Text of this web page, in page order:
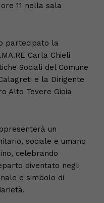
11 nella sala
partecipato la
Carla Chieli
Sociali del Comune
e la Dirigente
Alto Tevere Gioia
un
sociale e umano
celebrando
diventato negli
e simbolo di